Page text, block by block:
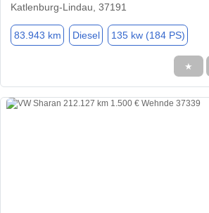
Katlenburg-Lindau, 37191
83.943 km Diesel 135 kw (184 PS)
★